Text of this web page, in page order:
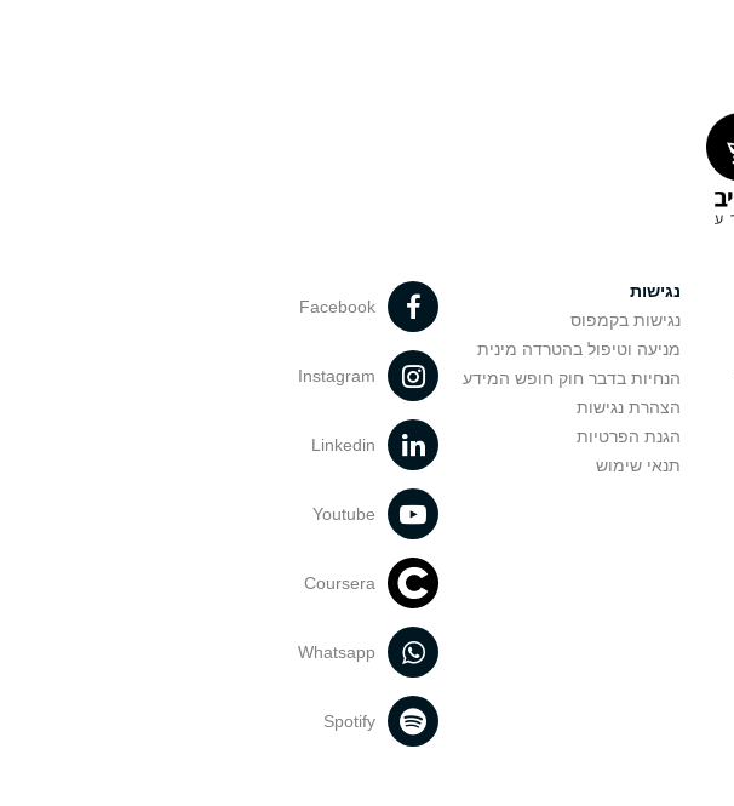
נגישות
נגישות בקמפוס
מניעה וטיפול בהטרדה מינית
הנחיות בדבר חוק חופש המידע
הצהרת נגישות
הגנת הפרטיות
תנאי שימוש
Facebook
Instagram
Linkedin
Youtube
Coursera
Whatsapp
Spotify